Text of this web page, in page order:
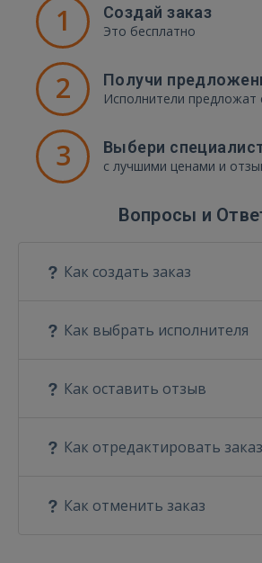
1 Создай заказ
Это бесплатно
2 Получи
Исполнители предложат
3 Выбери
с лучшими ценами и
Вопросы и
Как создать заказ
Как выбрать исполнителя
Как оставить отзыв
Как отредактировать заказ
Как отменить заказ